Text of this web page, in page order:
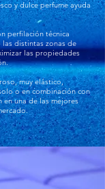
y dulce perfume ayuda
perfilación técnica
distintas zonas de
las propiedades
muy elástico,
o en combinación con
una de las mejores